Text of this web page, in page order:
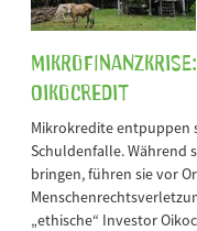
Mikrofinanzkrise:
Oikocredit
Mikrokredite entpuppen
Schuldenfalle. Während
bringen, führen sie vor
„ethische“ Investor